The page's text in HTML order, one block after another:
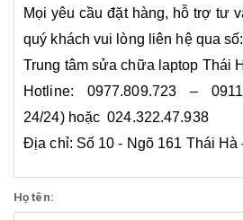
Mọi yêu cầu đặt hàng, hỗ trợ tư
quý khách vui lòng liên hệ qua số:
Trung tâm sửa chữa laptop Thái
Hotline: 0977.809.723 –
24/24) hoặc 024.322.47.938
Địa chỉ: Số 10 - Ngõ 161 Thái
Họ tên: